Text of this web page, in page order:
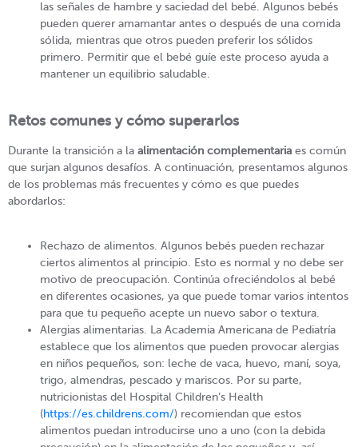
las señales de hambre y saciedad del bebé. Algunos bebés
pueden querer amamantar antes o después de una comida
sólida, mientras que otros pueden preferir los sólidos
primero. Permitir que el bebé guíe este proceso ayuda a
mantener un equilibrio saludable.
Retos comunes y cómo superarlos
Durante la transición a la alimentación complementaria es común
que surjan algunos desafíos. A continuación, presentamos algunos
de los problemas más frecuentes y cómo es que puedes
abordarlos:
Rechazo de alimentos. Algunos bebés pueden rechazar
ciertos alimentos al principio. Esto es normal y no debe ser
motivo de preocupación. Continúa ofreciéndolos al bebé
en diferentes ocasiones, ya que puede tomar varios intentos
para que tu pequeño acepte un nuevo sabor o textura.
Alergias alimentarias. La Academia Americana de Pediatría
establece que los alimentos que pueden provocar alergias
en niños pequeños, son: leche de vaca, huevo, maní, soya,
trigo, almendras, pescado y mariscos. Por su parte,
nutricionistas del Hospital Children’s Health
(https://es.childrens.com/) recomiendan que estos
alimentos puedan introducirse uno a uno (con la debida